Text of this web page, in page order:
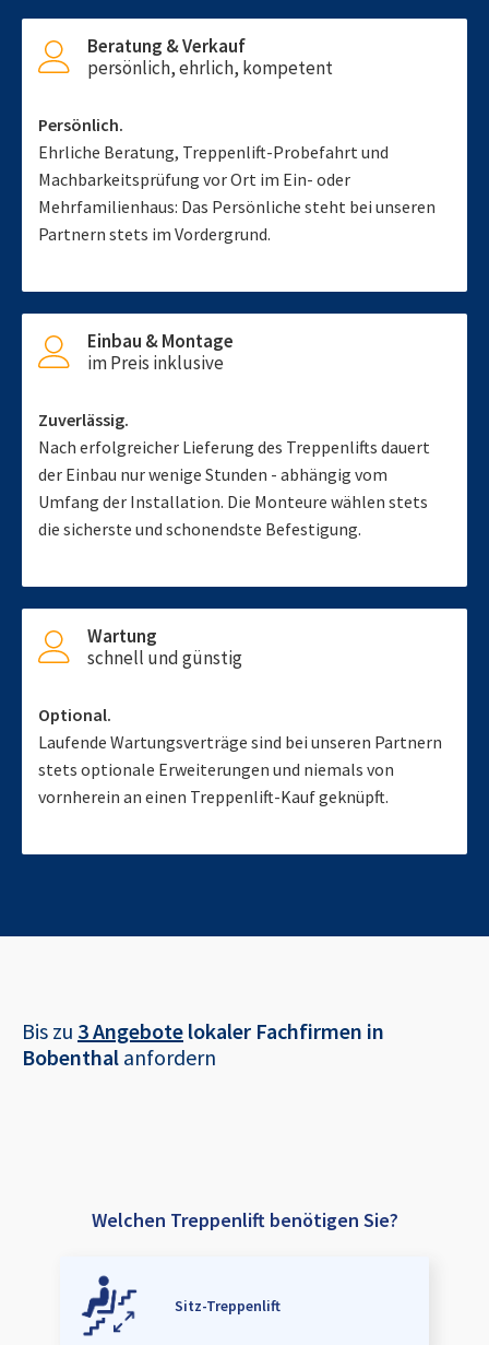
Beratung & Verkauf
persönlich, ehrlich, kompetent
Persönlich.
Ehrliche Beratung, Treppenlift-Probefahrt und
Machbarkeitsprüfung vor Ort im Ein- oder
Mehrfamilienhaus: Das Persönliche steht bei unseren
Partnern stets im Vordergrund.
Einbau & Montage
im Preis inklusive
Zuverlässig.
Nach erfolgreicher Lieferung des Treppenlifts dauert
der Einbau nur wenige Stunden - abhängig vom
Umfang der Installation. Die Monteure wählen stets
die sicherste und schonendste Befestigung.
Wartung
schnell und günstig
Optional.
Laufende Wartungsverträge sind bei unseren Partnern
stets optionale Erweiterungen und niemals von
vornherein an einen Treppenlift-Kauf geknüpft.
Bis zu 3 Angebote lokaler Fachfirmen in
Bobenthal anfordern
Welchen Treppenlift benötigen Sie?
Sitz-Treppenlift